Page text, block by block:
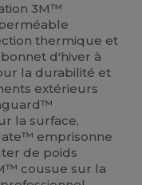
3M™
thermique et
d'hiver à
la durabilité et
extérieurs
la surface,
emprisonne
de poids
cousue sur la